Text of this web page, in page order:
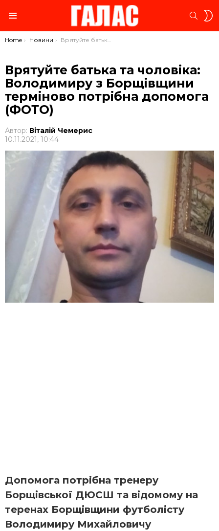
You are here:
Home Новини Врятуйте батька та чоловіка: Володимиру з Борщівщини терміново потрібна допомога (ФОТО)
Врятуйте батька та чоловіка:
Володимиру з Борщівщини
терміново потрібна допомога
(ФОТО)
Автор: Віталій Чемерис
10.11.2021, 10:44
Допомога потрібна тренеру
Борщівської ДЮСШ та відомому на
теренах Борщівщини футболісту
Володимиру Михайловичу